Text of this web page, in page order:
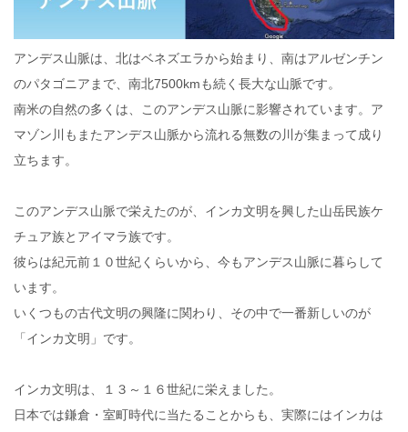
アンデス山脈は、北はベネズエラから始まり、南はアルゼンチン
のパタゴニアまで、南北7500kmも続く長大な山脈です。
南米の自然の多くは、このアンデス山脈に影響されています。ア
マゾン川もまたアンデス山脈から流れる無数の川が集まって成り
立ちます。
このアンデス山脈で栄えたのが、インカ文明を興した山岳民族ケ
チュア族とアイマラ族です。
彼らは紀元前１０世紀くらいから、今もアンデス山脈に暮らして
います。
いくつもの古代文明の興隆に関わり、その中で一番新しいのが
「インカ文明」です。
インカ文明は、１３～１６世紀に栄えました。
日本では鎌倉・室町時代に当たることからも、実際にはインカは